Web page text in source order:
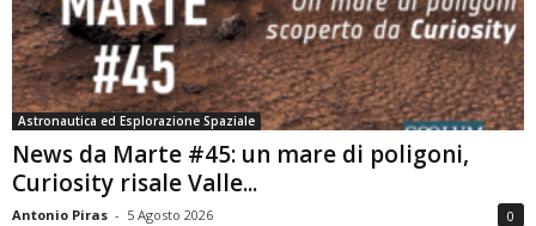
Astronautica ed Esplorazione Spaziale
News da Marte #45: un mare di poligoni,
Curiosity risale Valle...
Antonio Piras - 5 Agosto 2026 0